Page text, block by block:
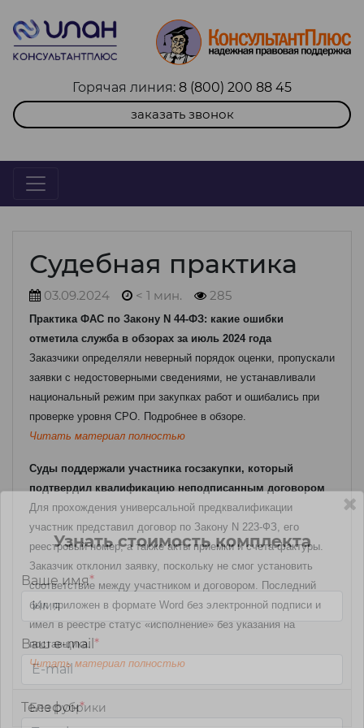
Горячая линия: 8 (800) 200 88 45
заказать звонок
Судебная практика
03.09.2024 < 1 мин. 285
Практика ФАС по Закону N 44-ФЗ: какие ошибки
отметила служба в обзорах за июль 2024 года
Заказчики определяли неверный порядок оценки, пропускали
заявки с недостоверными сведениями, не устанавливали
национальный режим при закупках работ и ошибались при
проверке уровня СРО. Подробнее в обзоре.
Читать материал полностью
Суды поддержали участника госзакупки, который
подтвердил квалификацию неподписанным договором
Для прохождения универсальной предквалификации
участник представил договор по Закону N 223-ФЗ, его
реестровый номер, а также акты приемки и счета-фактуры.
Заказчик отклонил заявку, поскольку не смог установить
соответствие между участником и договором. Последний
был приложен в формате Word без электронной подписи и
имел в реестре статус «исполнение» без указания на
поставщика.
Читать материал полностью
Без рубрики
Узнать стоимость комплекта
Ваше имя*
Ваш e-mail *
Телефон*